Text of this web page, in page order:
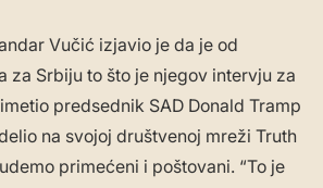
Vučić izjavio je da je od
za Srbiju to što je njegov intervju za
predsednik SAD Donald Tramp
na svojoj društvenoj mreži Truth
primećeni i poštovani. “To je